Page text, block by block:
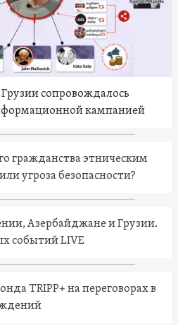
сопровождалось
кампанией
гражданства этническим
угроза безопасности?
Азербайджане и Грузии.
событий LIVE
TRIPP+ на переговорах в